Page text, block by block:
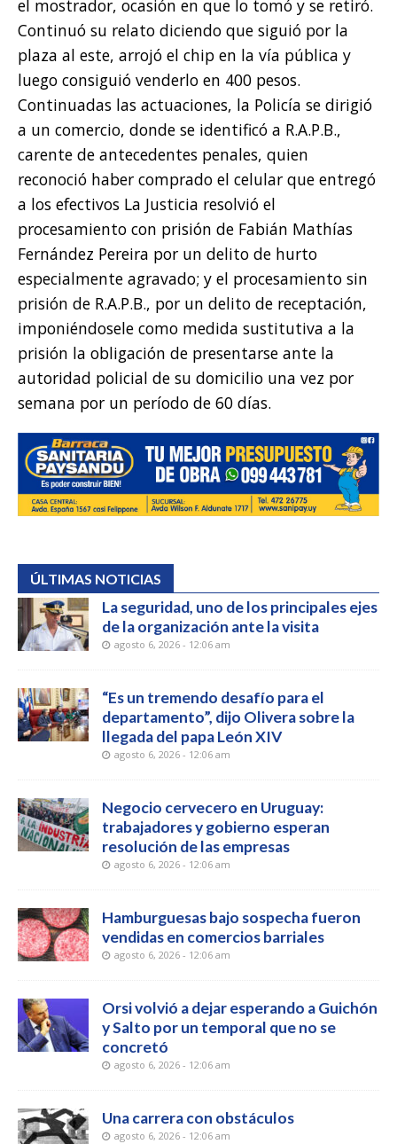
el mostrador, ocasión en que lo tomó y se retiró.
Continuó su relato diciendo que siguió por la
plaza al este, arrojó el chip en la vía pública y
luego consiguió venderlo en 400 pesos.
Continuadas las actuaciones, la Policía se dirigió
a un comercio, donde se identificó a R.A.P.B.,
carente de antecedentes penales, quien
reconoció haber comprado el celular que entregó
a los efectivos La Justicia resolvió el
procesamiento con prisión de Fabián Mathías
Fernández Pereira por un delito de hurto
especialmente agravado; y el procesamiento sin
prisión de R.A.P.B., por un delito de receptación,
imponiéndosele como medida sustitutiva a la
prisión la obligación de presentarse ante la
autoridad policial de su domicilio una vez por
semana por un período de 60 días.
ÚLTIMAS NOTICIAS
La seguridad, uno de los principales ejes
de la organización ante la visita
agosto 6, 2026 - 12:06 am
“Es un tremendo desafío para el
departamento”, dijo Olivera sobre la
llegada del papa León XIV
agosto 6, 2026 - 12:06 am
Negocio cervecero en Uruguay:
trabajadores y gobierno esperan
resolución de las empresas
agosto 6, 2026 - 12:06 am
Hamburguesas bajo sospecha fueron
vendidas en comercios barriales
agosto 6, 2026 - 12:06 am
Orsi volvió a dejar esperando a Guichón
y Salto por un temporal que no se
concretó
agosto 6, 2026 - 12:06 am
Una carrera con obstáculos
agosto 6, 2026 - 12:06 am